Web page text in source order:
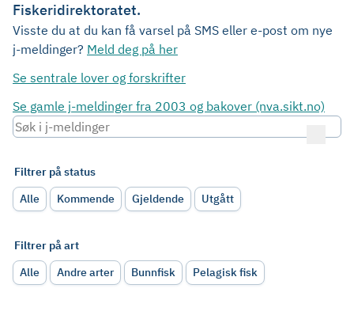
Fiskeridirektoratet.
Visste du at du kan få varsel på SMS eller e-post om nye
j-meldinger? Meld deg på her
Se sentrale lover og forskrifter
Se gamle j-meldinger fra 2003 og bakover (nva.sikt.no)
Filtrer på status
Alle
Kommende Gjeldende Utgått
Filtrer på art
Alle
Andre arter Bunnfisk Pelagisk fisk